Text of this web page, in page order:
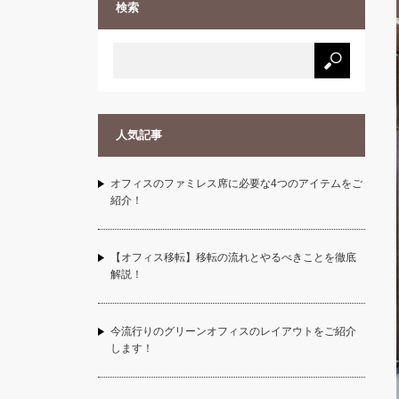
検索
人気記事
オフィスのファミレス席に必要な4つのアイテムをご
紹介！
【オフィス移転】移転の流れとやるべきことを徹底
解説！
今流行りのグリーンオフィスのレイアウトをご紹介
します！